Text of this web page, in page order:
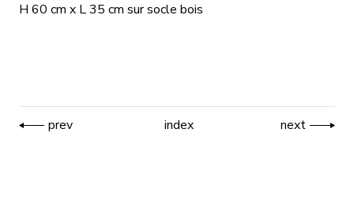
H 60 cm x L 35 cm sur socle bois
prev index next